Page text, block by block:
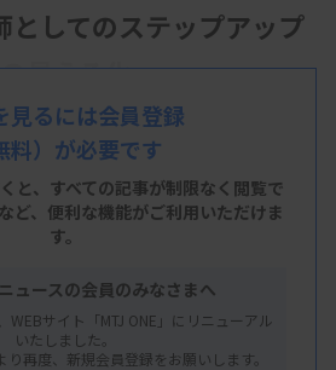
としてのステップアップ
の見える化
見るには会員登録
料）が必要です
と、すべての記事が制限なく閲覧で
ど、便利な機能がご利用いただけま
す。
ュースの会員のみなさまへ
WEBサイト「MTJ ONE」にリニューアル
いたしました。
再度、新規会員登録をお願いします。